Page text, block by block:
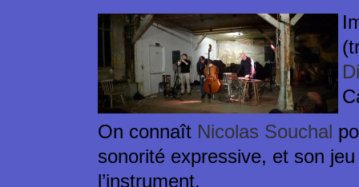
On connaît Nicolas Souchal
sonorité expressive, et son
l’instrument.